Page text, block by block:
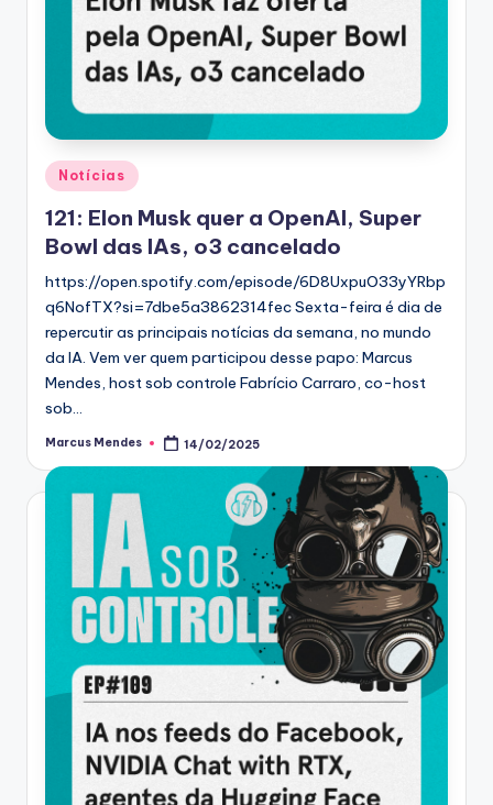
Posted
in
Notícias
121: Elon Musk quer a OpenAI, Super
Bowl das IAs, o3 cancelado
https://open.spotify.com/episode/6D8UxpuO33yYRbp
q6NofTX?si=7dbe5a3862314fec Sexta-feira é dia de
repercutir as principais notícias da semana, no mundo
da IA. Vem ver quem participou desse papo: Marcus
Mendes, host sob controle Fabrício Carraro, co-host
sob…
Posted
Marcus Mendes 14/02/2025